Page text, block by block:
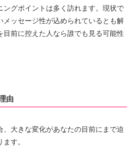
ングポイントは多く訪れます。現状で
メッセージ性が込められているとも解
目前に控えた人なら誰でも見る可能性
由
大きな変化があなたの目前にまで迫
す。